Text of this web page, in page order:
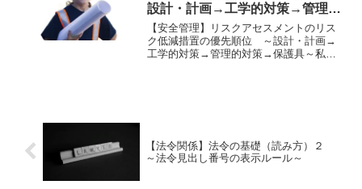
設計・計画→工学的対策→管理的
対策→保護具～
【安全管理】リスクアセスメントのリス
ク低減措置の優先順位 ～設計・計画→
工学的対策→管理的対策→保護具～私
【法令関係】法令の基礎（読み方）２
～法令見出し番号の表示ルール～